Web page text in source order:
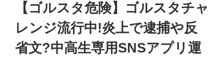
【ゴルスタ危険】ゴルスタチャ
レンジ流行中!炎上で逮捕や反
省文?中高生専用SNSアプリ運